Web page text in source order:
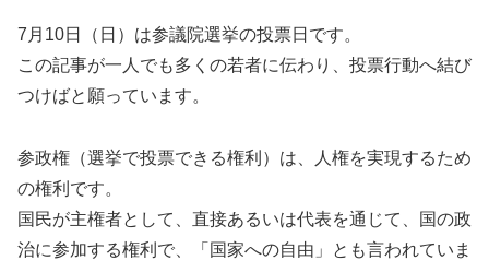
7月10日（日）は参議院選挙の投票日です。
この記事が一人でも多くの若者に伝わり、投票行動へ結び
つけばと願っています。
参政権（選挙で投票できる権利）は、人権を実現するため
の権利です。
国民が主権者として、直接あるいは代表を通じて、国の政
治に参加する権利で、「国家への自由」とも言われていま